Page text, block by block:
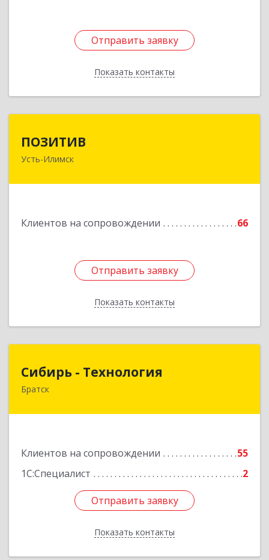
Отправить заявку
Показать контакты
Отправить заявку
Назад
ПОЗИТИВ
Усть-Илимск
Клиентов на сопровождении 66
Отправить заявку
Показать контакты
666679, Иркутская обл, Усть-Илимск г, Дружбы
Отправить заявку
Назад
Сибирь - Технология
Братск
Клиентов на сопровождении
55
1С:Специалист
2
Отправить заявку
Показать контакты
Отправить заявку
Назад